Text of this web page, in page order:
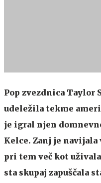
Pop zvezdnica Taylor
udeležila tekme
je igral njen
Kelce. Zanj je
pri tem več kot
sta skupaj zapuščala